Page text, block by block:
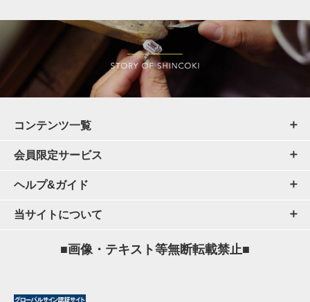
コンテンツ一覧
会員限定サービス
ヘルプ&ガイド
当サイトについて
■画像・テキスト等無断転載禁止■